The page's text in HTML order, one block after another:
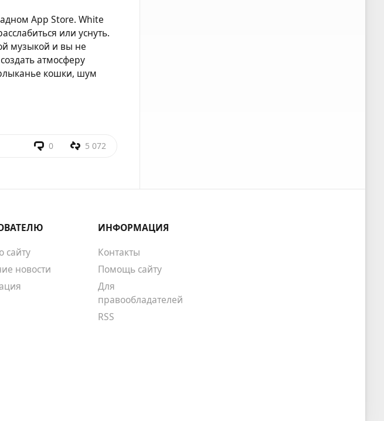
App Store. White
или уснуть.
музыкой и вы не
атмосферу
кошки, шум
0 5 072
сайту
новости
ИНФОРМАЦИЯ
Контакты
Помощь сайту
Для
правообладателей
RSS